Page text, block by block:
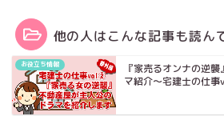
他の人はこんな記事も読ん
お役立ち情報
『家売るオンナの逆
マ紹介～宅建士の仕